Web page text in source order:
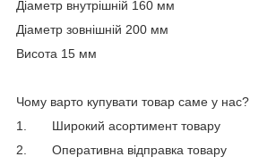
Діаметр внутрішній 160 мм
Діаметр зовнішній 200 мм
Висота 15 мм
Чому варто купувати товар саме у нас?
1.
Широкий асортимент товару
2.
Оперативна відправка товару